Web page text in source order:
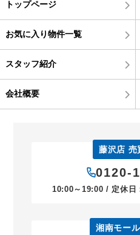
トップページ
お気に入り物件一覧
スタッフ紹介
会社概要
藤沢店 売
0120-
10:00～19:00 / 定休日
湘南モー